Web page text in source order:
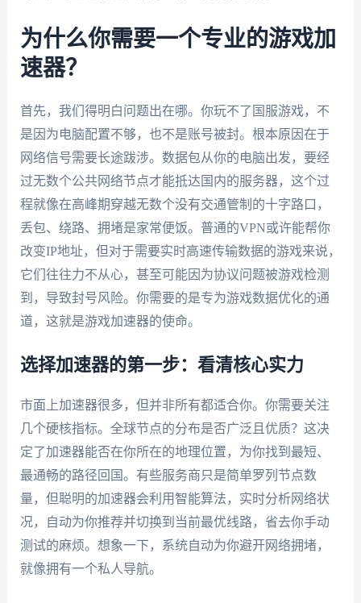
为什么你需要一个专业的游戏加
速器？
首先，我们得明白问题出在哪。你玩不了国服游戏，不
是因为电脑配置不够，也不是账号被封。根本原因在于
网络信号需要长途跋涉。数据包从你的电脑出发，要经
过无数个公共网络节点才能抵达国内的服务器，这个过
程就像在高峰期穿越无数个没有交通管制的十字路口，
丢包、绕路、拥堵是家常便饭。普通的VPN或许能帮你
改变IP地址，但对于需要实时高速传输数据的游戏来说，
它们往往力不从心，甚至可能因为协议问题被游戏检测
到，导致封号风险。你需要的是专为游戏数据优化的通
道，这就是游戏加速器的使命。
选择加速器的第一步：看清核心实力
市面上加速器很多，但并非所有都适合你。你需要关注
几个硬核指标。全球节点的分布是否广泛且优质？这决
定了加速器能否在你所在的地理位置，为你找到最短、
最通畅的路径回国。有些服务商只是简单罗列节点数
量，但聪明的加速器会利用智能算法，实时分析网络状
况，自动为你推荐并切换到当前最优线路，省去你手动
测试的麻烦。想象一下，系统自动为你避开网络拥堵，
就像拥有一个私人导航。